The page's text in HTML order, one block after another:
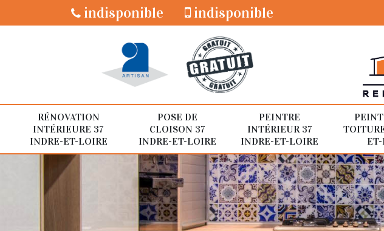
indisponible indisponible
RÉNOVATION
INTÉRIEURE 37
INDRE-ET-LOIRE
POSE DE
CLOISON 37
INDRE-ET-LOIRE
PEINTRE
INTÉRIEUR 37
INDRE-ET-LOIRE